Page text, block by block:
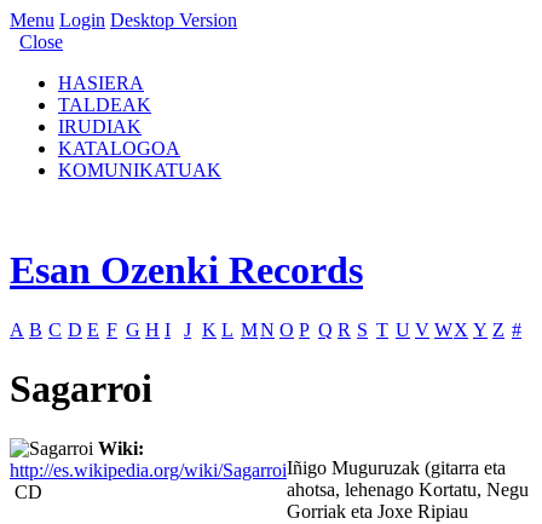
Menu Login Desktop Version
Close
HASIERA
TALDEAK
IRUDIAK
KATALOGOA
KOMUNIKATUAK
Esan Ozenki Records
A B C D E F G H I J K L MN O P Q R S T U V WX Y Z #
Sagarroi
Wiki:
http://es.wikipedia.org/wiki/Sagarroi
CD
Iñigo Muguruzak (gitarra eta
ahotsa, lehenago Kortatu, Negu
Gorriak eta Joxe Ripiau